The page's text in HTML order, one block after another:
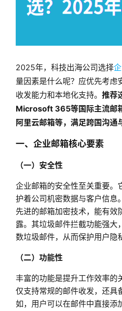
2025年，科技出海公司选择
量因素是什么呢？应优先考虑
收发能力和本地化支持。推荐
Microsoft 365等国际主流邮
阿里云邮箱等，满足跨国沟通
一、企业邮箱核心要素
（一）安全性
企业邮箱的安全性至关重要。
护着公司机密数据与客户信息
先进的邮箱加密技术，能有效
露。其垃圾邮件拦截功能强大
数垃圾邮件，从而保护用户隐
（二）功能性
丰富的功能是提升工作效率
仅支持常规的邮件收发，还具
如，用户可以在邮件中直接添